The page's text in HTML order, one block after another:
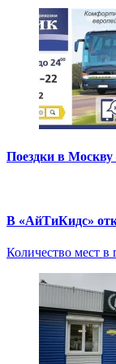
Поездки в
В «АйТиКидс»
Количество мест в